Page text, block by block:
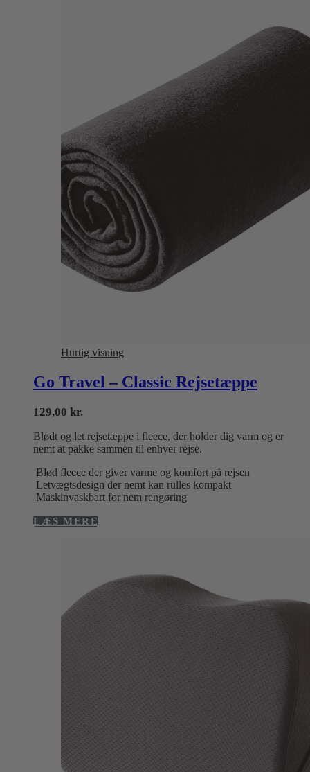
Hurtig visning
Go Travel – Classic Rejsetæppe
129,00 kr.
Blødt og let rejsetæppe i fleece, der holder dig varm og er
nemt at pakke sammen til enhver rejse.
Blød fleece der giver varme og komfort på rejsen
Letvægtsdesign der nemt kan rulles kompakt
Maskinvaskbart for nem rengøring
LÆS MERE